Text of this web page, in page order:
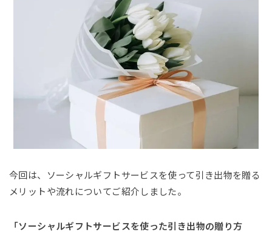
今回は、ソーシャルギフトサービスを使って引き出物を贈る
メリットや流れについてご紹介しました。
「ソーシャルギフトサービスを使った引き出物の贈り方